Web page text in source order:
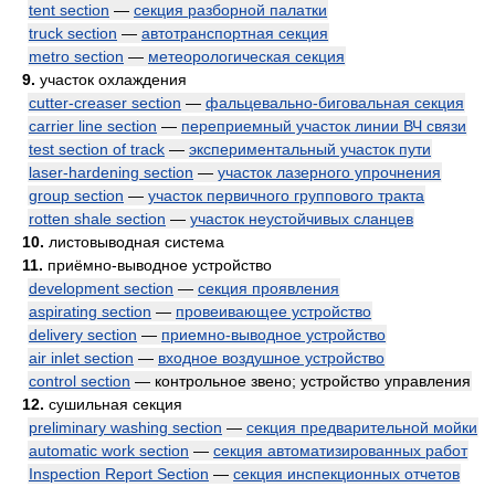
tent section — секция разборной палатки
truck section — автотранспортная секция
metro section — метеорологическая секция
9. участок охлаждения
cutter-creaser section — фальцевально-биговальная секция
carrier line section — переприемный участок линии ВЧ связи
test section of track — экспериментальный участок пути
laser-hardening section — участок лазерного упрочнения
group section — участок первичного группового тракта
rotten shale section — участок неустойчивых сланцев
10. листовыводная система
11. приёмно-выводное устройство
development section — секция проявления
aspirating section — провеивающее устройство
delivery section — приемно-выводное устройство
air inlet section — входное воздушное устройство
control section — контрольное звено; устройство управления
12. сушильная секция
preliminary washing section — секция предварительной мойки
automatic work section — секция автоматизированных работ
Inspection Report Section — секция инспекционных отчетов